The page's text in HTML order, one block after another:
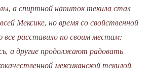
а спиртной напиток текила стал
Мексике, но время со свойственной
расставило по своим местам:
а другие продолжают радовать
мексиканской текилой.